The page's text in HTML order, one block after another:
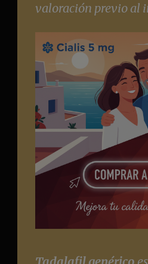
valoración previo al